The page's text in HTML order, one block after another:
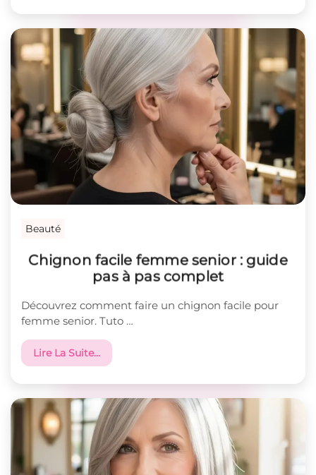
Beauté
Chignon facile femme senior : guide
pas à pas complet
Découvrez comment faire un chignon facile pour
femme senior. Tuto …
Lire La Suite…